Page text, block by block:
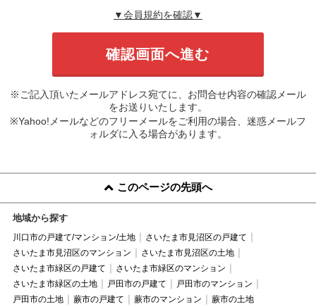
▼会員規約を確認▼
※ご記入頂いたメールアドレス宛てに、お問合せ内容の確認メール
をお送りいたします。
※Yahoo!メールなどのフリーメールをご利用の場合、迷惑メールフ
ォルダに入る場合があります。
このページの先頭へ
地域から探す
川口市の戸建て/マンション/土地
さいたま市見沼区の戸建て
さいたま市見沼区のマンション
さいたま市見沼区の土地
さいたま市緑区の戸建て
さいたま市緑区のマンション
さいたま市緑区の土地
戸田市の戸建て
戸田市のマンション
戸田市の土地
蕨市の戸建て 蕨市のマンション 蕨市の土地